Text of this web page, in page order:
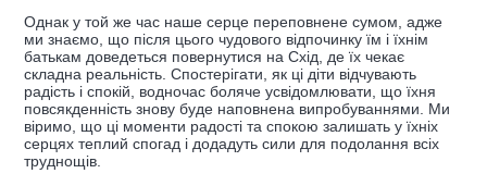
Однак у той же час наше серце переповнене сумом, адже
ми знаємо, що після цього чудового відпочинку їм і їхнім
батькам доведеться повернутися на Схід, де їх чекає
складна реальність. Спостерігати, як ці діти відчувають
радість і спокій, водночас боляче усвідомлювати, що їхня
повсякденність знову буде наповнена випробуваннями. Ми
віримо, що ці моменти радості та спокою залишать у їхніх
серцях теплий спогад і додадуть сили для подолання всіх
труднощів.